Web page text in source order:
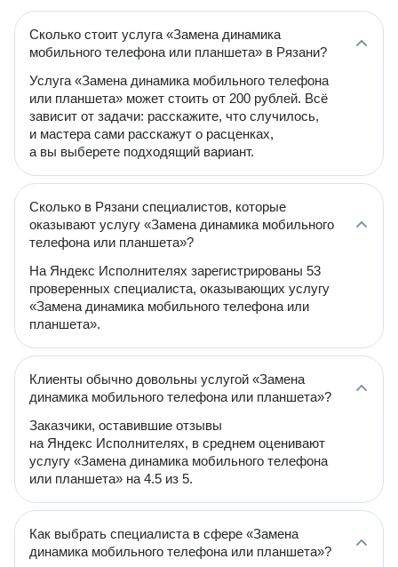
Сколько стоит услуга «Замена динамика
мобильного телефона или планшета» в Рязани?
Услуга «Замена динамика мобильного телефона
или планшета» может стоить от 200 рублей. Всё
зависит от задачи: расскажите, что случилось,
и мастера сами расскажут о расценках,
а вы выберете подходящий вариант.
Сколько в Рязани специалистов, которые
оказывают услугу «Замена динамика мобильного
телефона или планшета»?
На Яндекс Исполнителях зарегистрированы 53
проверенных специалиста, оказывающих услугу
«Замена динамика мобильного телефона или
планшета».
Клиенты обычно довольны услугой «Замена
динамика мобильного телефона или планшета»?
Заказчики, оставившие отзывы
на Яндекс Исполнителях, в среднем оценивают
услугу «Замена динамика мобильного телефона
или планшета» на 4.5 из 5.
Как выбрать специалиста в сфере «Замена
динамика мобильного телефона или планшета»?